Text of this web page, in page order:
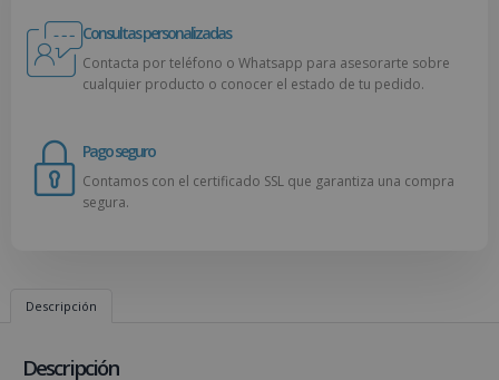
Consultas personalizadas
Contacta por teléfono o Whatsapp para asesorarte sobre
cualquier producto o conocer el estado de tu pedido.
Pago seguro
Contamos con el certificado SSL que garantiza una compra
segura.
Descripción
Descripción